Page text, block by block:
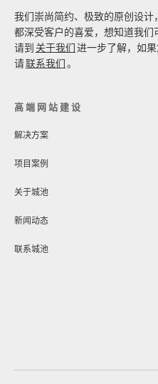
我们崇尚简约、极致的原创设计
都深受客户的喜爱，想知道我们
请到 关于我们进一步了解，如果
请联系我们。
高端网站建设
解决方案
项目案例
关于城池
新闻动态
联系城池